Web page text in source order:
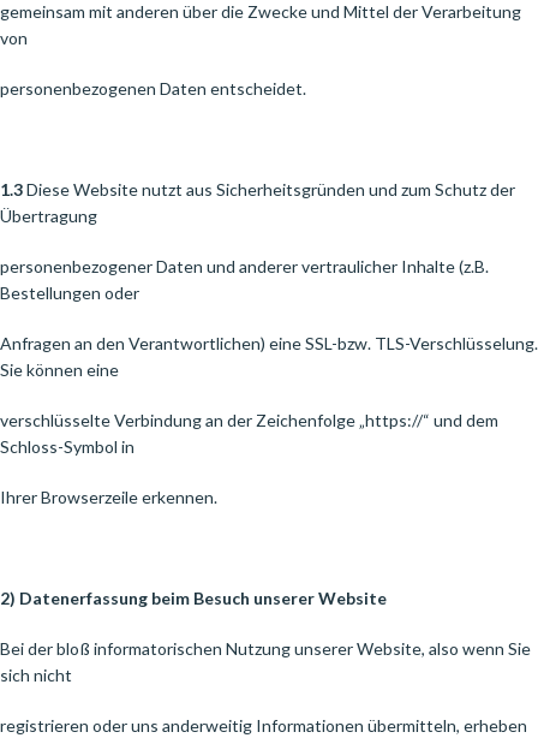
gemeinsam mit anderen über die Zwecke und Mittel der Verarbeitung
von
personenbezogenen Daten entscheidet.
1.3Diese Website nutzt aus Sicherheitsgründen und zum Schutz der
Übertragung
personenbezogener Daten und anderer vertraulicher Inhalte (z.B.
Bestellungen oder
Anfragen an den Verantwortlichen) eine SSL-bzw. TLS-Verschlüsselung.
Sie können eine
verschlüsselte Verbindung an der Zeichenfolge „https://“ und dem
Schloss-Symbol in
Ihrer Browserzeile erkennen.
2) Datenerfassung beim Besuch unserer Website
Bei der bloß informatorischen Nutzung unserer Website, also wenn Sie
sich nicht
registrieren oder uns anderweitig Informationen übermitteln, erheben